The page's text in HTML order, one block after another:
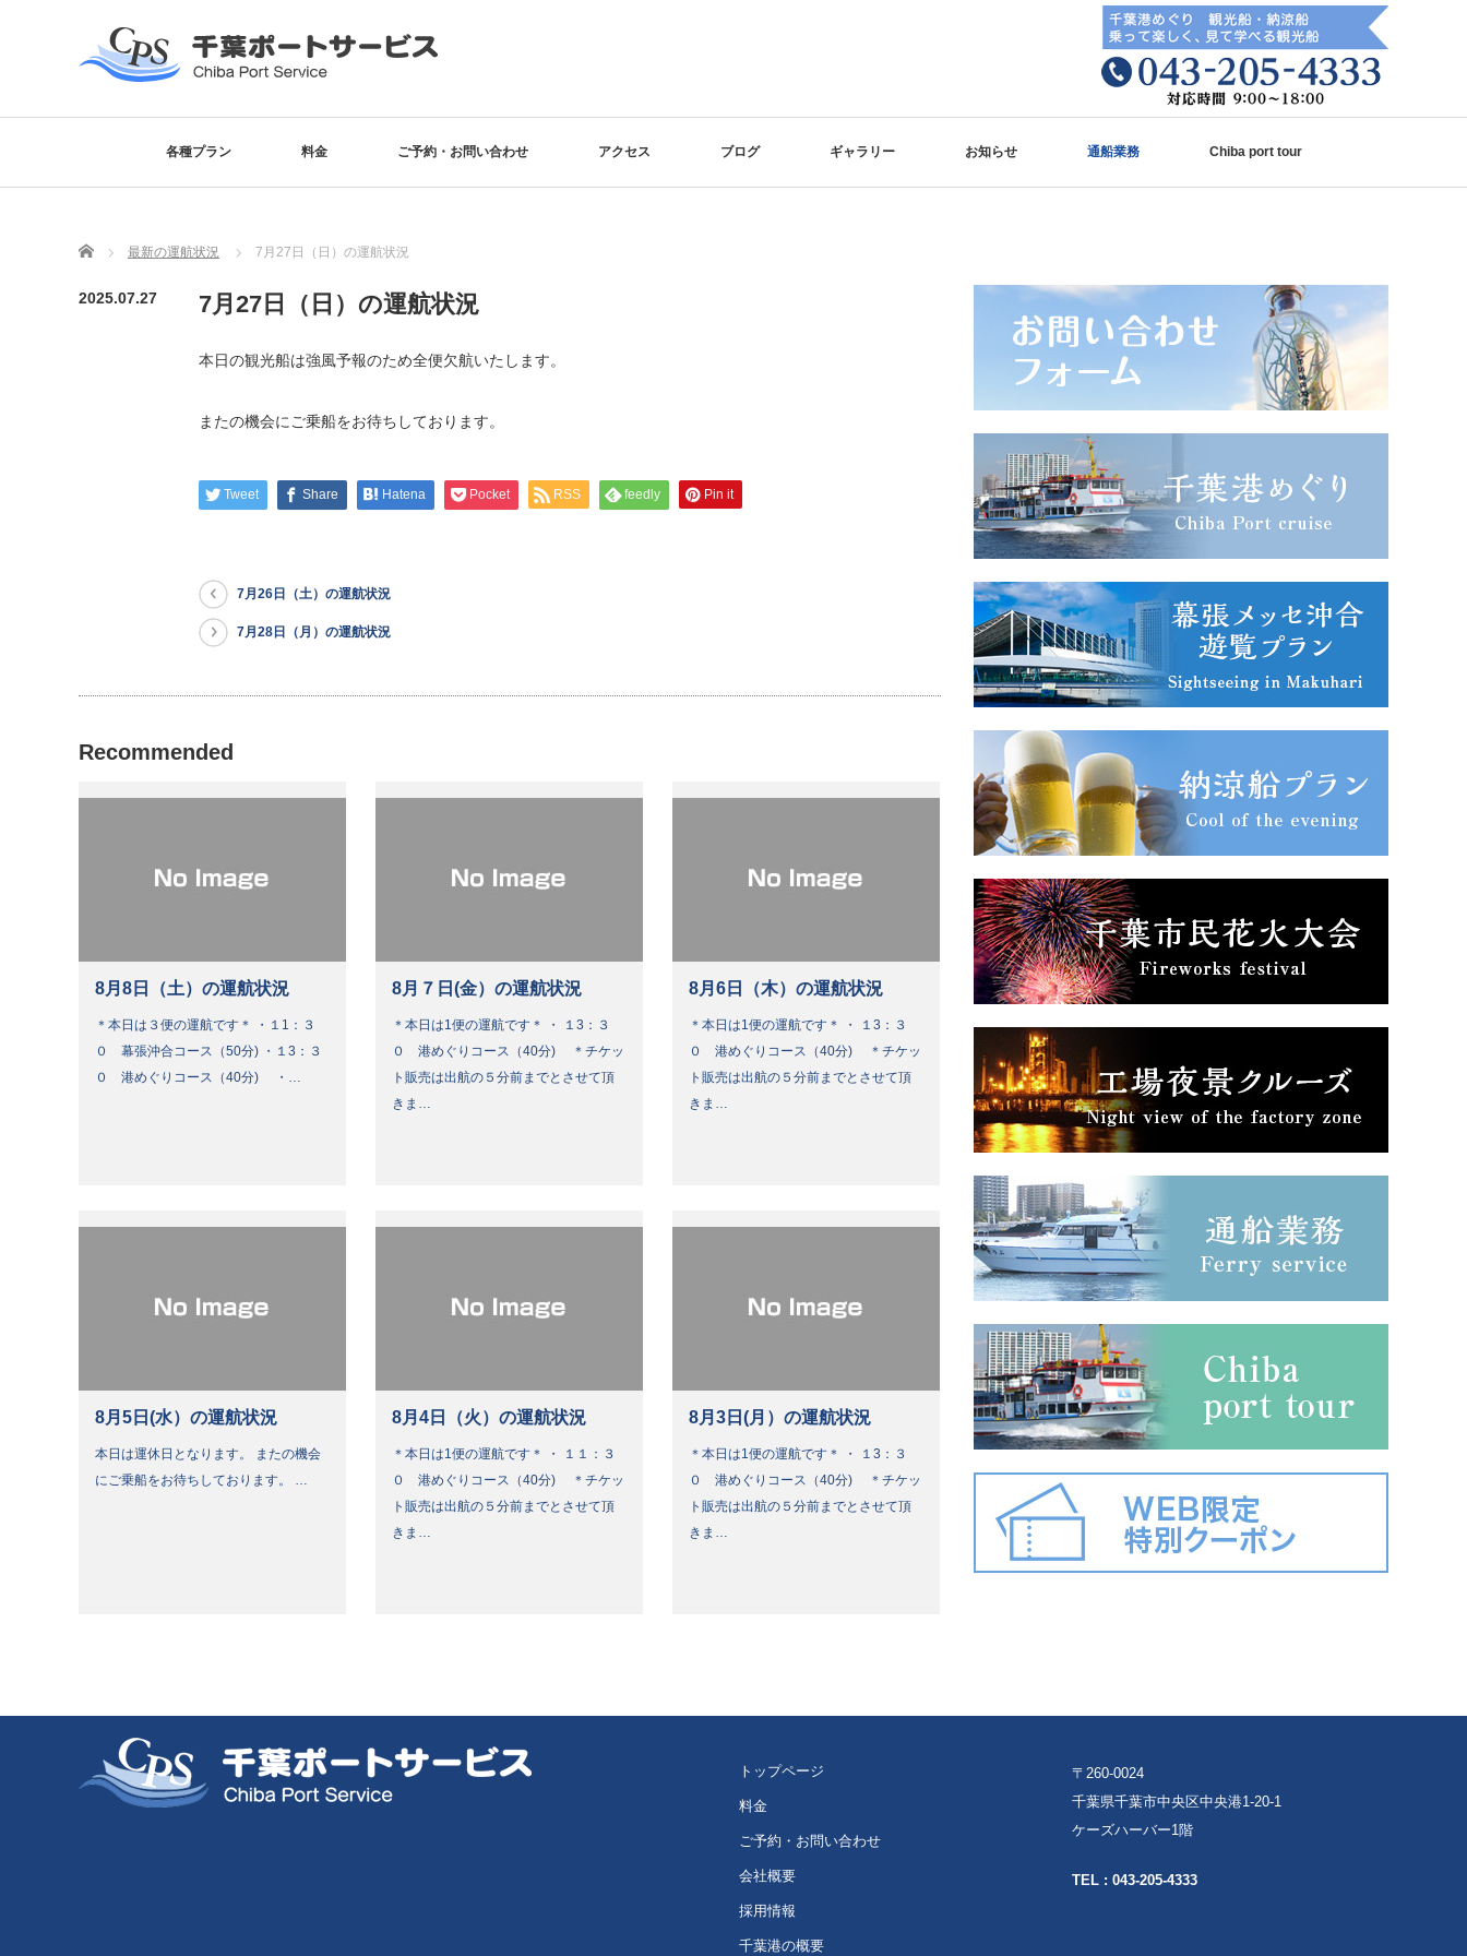
各種プラン 料金 ご予約・お問い合わせ アクセス ブログ ギャラリー お知らせ 通船業務 Chiba port tour
Home 最新の運航状況 7月27日（日）の運航状況
2025.07.27 7月27日（日）の運航状況
本日の観光船は強風予報のため全便欠航いたします。
またの機会にご乗船をお待ちしております。
Tweet Share Hatena Pocket RSS feedly Pin it
7月26日（土）の運航状況
7月28日（月）の運航状況
Recommended
8月8日（土）の運航状況
＊本日は３便の運航です＊ ・１1：３
０ 幕張沖合コース（50分) ・１3：３
０ 港めぐりコース（40分) ・…
8月７日(金）の運航状況
＊本日は1便の運航です＊ ・ １3：３
０ 港めぐりコース（40分) ＊チケッ
ト販売は出航の５分前までとさせて頂
きま…
8月6日（木）の運航状況
＊本日は1便の運航です＊ ・ １3：３
０ 港めぐりコース（40分) ＊チケッ
ト販売は出航の５分前までとさせて頂
きま…
8月5日(水）の運航状況
本日は運休日となります。 またの機会
にご乗船をお待ちしております。 …
8月4日（火）の運航状況
＊本日は1便の運航です＊ ・ １１：３
０ 港めぐりコース（40分) ＊チケッ
ト販売は出航の５分前までとさせて頂
きま…
8月3日(月）の運航状況
＊本日は1便の運航です＊ ・ １3：３
０ 港めぐりコース（40分) ＊チケッ
ト販売は出航の５分前までとさせて頂
きま…
トップページ
料金
ご予約・お問い合わせ
会社概要
採用情報
千葉港の概要
〒260-0024
千葉県千葉市中央区中央港1-20-1
ケーズハーバー1階
TEL : 043-205-4333